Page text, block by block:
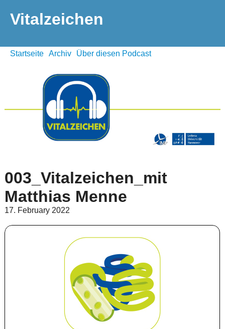
Vitalzeichen
Startseite Archiv Über diesen Podcast
003_Vitalzeichen_mit
Matthias Menne
17. February 2022